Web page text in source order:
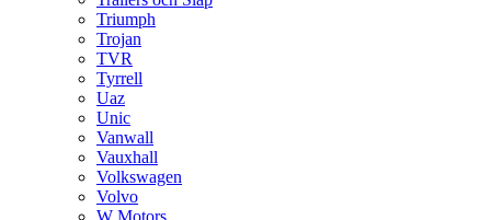
Triumph
Trojan
TVR
Tyrrell
Uaz
Unic
Vanwall
Vauxhall
Volkswagen
Volvo
W Motors